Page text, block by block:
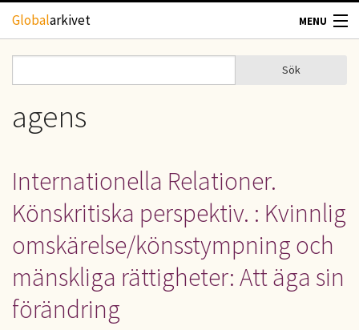
Hoppa till huvudinnehåll
Globalarkivet MENU
TIDSKRIFTER
UPPHOVSRÄTT
KONTAKT
Sökformulär
Sök
agens
Internationella Relationer.
Könskritiska perspektiv. : Kvinnlig
omskärelse/könsstympning och
mänskliga rättigheter: Att äga sin
förändring